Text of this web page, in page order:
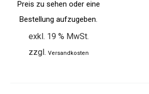
Preis zu sehen oder eine
Bestellung aufzugeben.
exkl. 19 % MwSt.
zzgl. Versandkosten